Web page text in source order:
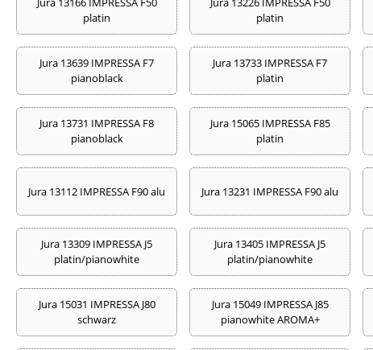
platin
platin
Jura 13639 IMPRESSA F7
pianoblack
Jura 13733 IMPRESSA F7
platin
Jura 13731 IMPRESSA F8
pianoblack
Jura 15065 IMPRESSA F85
platin
Jura 13112 IMPRESSA F90 alu Jura 13231 IMPRESSA F90 alu
Jura 13309 IMPRESSA J5
platin/pianowhite
Jura 13405 IMPRESSA J5
platin/pianowhite
Jura 15031 IMPRESSA J80
schwarz
Jura 15049 IMPRESSA J85
pianowhite AROMA+